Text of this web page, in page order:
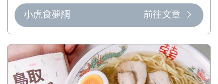
小虎食夢網 前往文章